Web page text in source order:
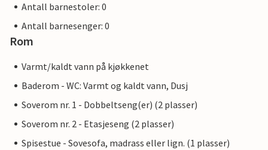
Antall barnestoler: 0
Antall barnesenger: 0
Rom
Varmt/kaldt vann på kjøkkenet
Baderom - WC: Varmt og kaldt vann, Dusj
Soverom nr. 1 - Dobbeltseng(er) (2 plasser)
Soverom nr. 2 - Etasjeseng (2 plasser)
Spisestue - Sovesofa, madrass eller lign. (1 plasser)